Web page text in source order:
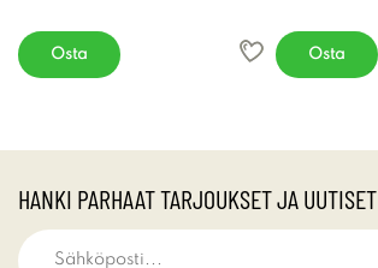
Osta Osta
HANKI PARHAAT TARJOUKSET JA UUTISET